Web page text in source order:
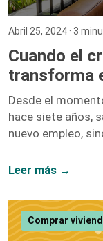
Abril 25, 2024 · 3
Cuando el
transforma
Desde el
hace siete años,
nuevo empleo,
me equivoqué.
van de la mano,
demuestra.
digital y
Leer más →
Comprar